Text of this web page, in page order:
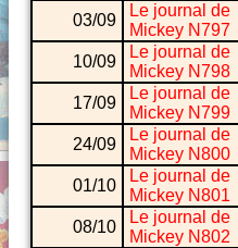
03/09
Le journal de
Mickey N797
10/09
Le journal de
Mickey N798
17/09
Le journal de
Mickey N799
24/09
Le journal de
Mickey N800
01/10
Le journal de
Mickey N801
08/10
Le journal de
Mickey N802